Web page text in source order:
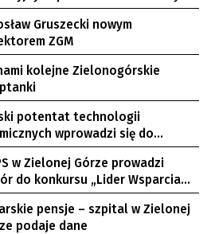
Gruszecki nowym
ZGM
kolejne Zielonogórskie
potentat technologii
wprowadzi się do
Góry
w Zielonej Górze prowadzi
do konkursu „Lider Wsparcia
pensje – szpital w Zielonej
podaje dane